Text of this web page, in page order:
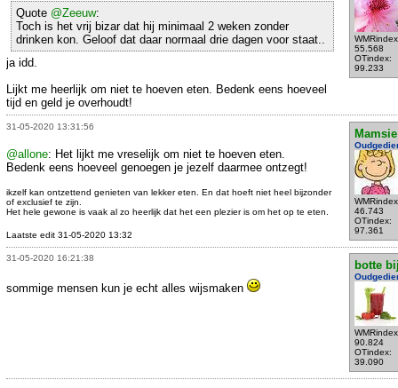
55.568
OTindex:
99.233
Quote @Zeeuw:
Toch is het vrij bizar dat hij minimaal 2 weken zonder
drinken kon. Geloof dat daar normaal drie dagen voor staat..
ja idd.
Lijkt me heerlijk om niet te hoeven eten. Bedenk eens hoeveel
tijd en geld je overhoudt!
31-05-2020 13:31:56
Mamsie
46.743
OTindex:
97.361
@allone: Het lijkt me vreselijk om niet te hoeven eten.
Bedenk eens hoeveel genoegen je jezelf daarmee ontzegt!
ikzelf kan ontzettend genieten van lekker eten. En dat hoeft niet heel bijzonder
of exclusief te zijn.
Het hele gewone is vaak al zo heerlijk dat het een plezier is om het op te eten.
Laatste edit 31-05-2020 13:32
31-05-2020 16:21:38
botte
90.824
OTindex:
39.090
sommige mensen kun je echt alles wijsmaken